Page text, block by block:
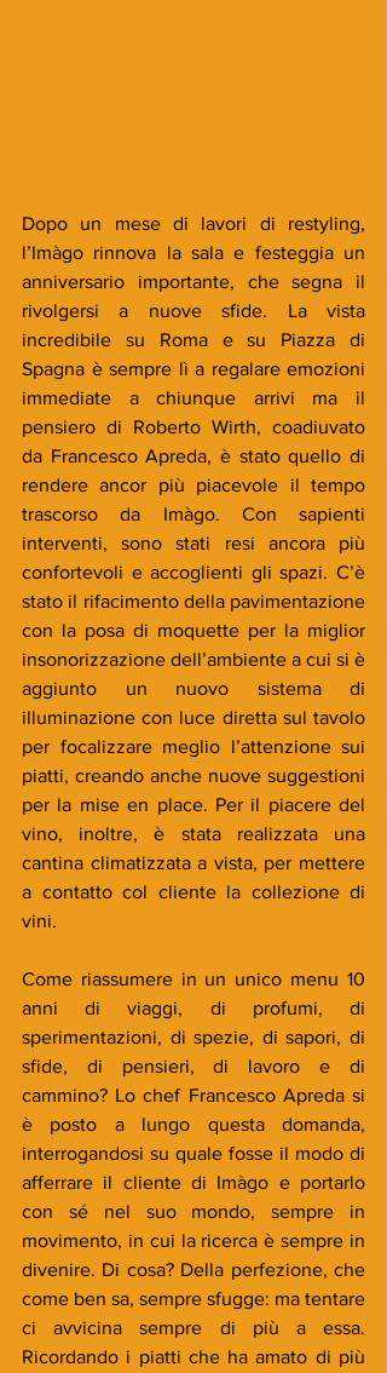
Dopo un mese di lavori di restyling,
l’Imàgo rinnova la sala e festeggia un
anniversario importante, che segna il
rivolgersi a nuove sfide. La vista
incredibile su Roma e su Piazza di
Spagna è sempre lì a regalare emozioni
immediate a chiunque arrivi ma il
pensiero di Roberto Wirth, coadiuvato
da Francesco Apreda, è stato quello di
rendere ancor più piacevole il tempo
trascorso da Imàgo. Con sapienti
interventi, sono stati resi ancora più
confortevoli e accoglienti gli spazi. C’è
stato il rifacimento della pavimentazione
con la posa di moquette per la miglior
insonorizzazione dell’ambiente a cui si è
aggiunto un nuovo sistema di
illuminazione con luce diretta sul tavolo
per focalizzare meglio l’attenzione sui
piatti, creando anche nuove suggestioni
per la mise en place. Per il piacere del
vino, inoltre, è stata realizzata una
cantina climatizzata a vista, per mettere
a contatto col cliente la collezione di
vini.
Come riassumere in un unico menu 10
anni di viaggi, di profumi, di
sperimentazioni, di spezie, di sapori, di
sfide, di pensieri, di lavoro e di
cammino? Lo chef Francesco Apreda si
è posto a lungo questa domanda,
interrogandosi su quale fosse il modo di
afferrare il cliente di Imàgo e portarlo
con sé nel suo mondo, sempre in
movimento, in cui la ricerca è sempre in
divenire. Di cosa? Della perfezione, che
come ben sa, sempre sfugge: ma tentare
ci avvicina sempre di più a essa.
Ricordando i piatti che ha amato di più